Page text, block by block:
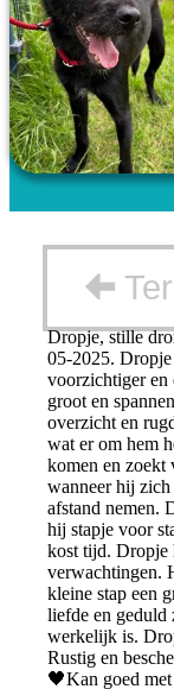
Dropje, stille
05-2025.
voorzichtiger en
groot en
overzicht en
wat er om hem
komen en zoekt
wanneer hij
afstand nemen.
hij stapje voor
kost tijd. Dropje
verwachtingen.
kleine stap een
liefde en geduld
werkelijk is.
Rustig en
🖤Kan goed